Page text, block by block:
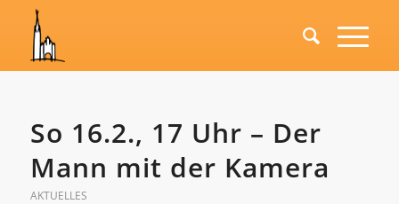
So 16.2., 17 Uhr – Der
Mann mit der Kamera
AKTUELLES